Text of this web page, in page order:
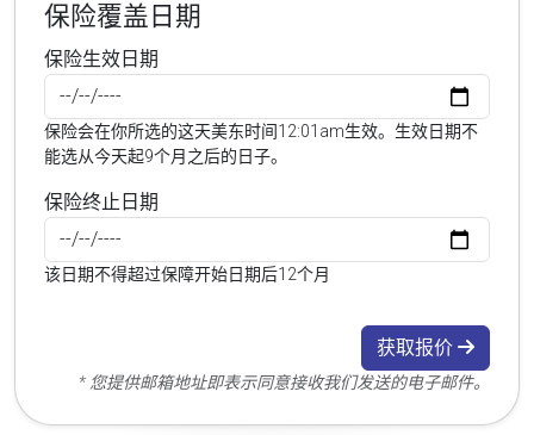
保险覆盖日期
保险生效日期
保险会在你所选的这天美东时间12:01am生效。生效日期不
能选从今天起9个月之后的日子。
保险终止日期
该日期不得超过保障开始日期后12个月
获取报价
* 您提供邮箱地址即表示同意接收我们发送的电子邮件。